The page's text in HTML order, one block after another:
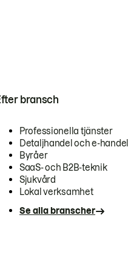
bransch
Professionella tjänster
Detaljhandel och e-handel
Byråer
SaaS- och B2B-teknik
Sjukvård
Lokal verksamhet
Se alla branscher